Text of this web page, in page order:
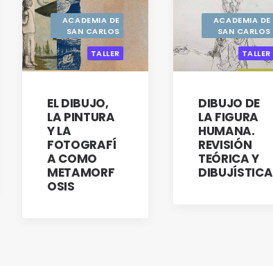
ACADEMIA DE
SAN CARLOS
TALLER
EL DIBUJO,
LA PINTURA
Y LA
FOTOGRAFÍ
A COMO
METAMORF
OSIS
ACADEMIA DE
SAN CARLOS
TALLER
DIBUJO DE
LA FIGURA
HUMANA.
REVISIÓN
TEÓRICA Y
DIBUJÍSTICA